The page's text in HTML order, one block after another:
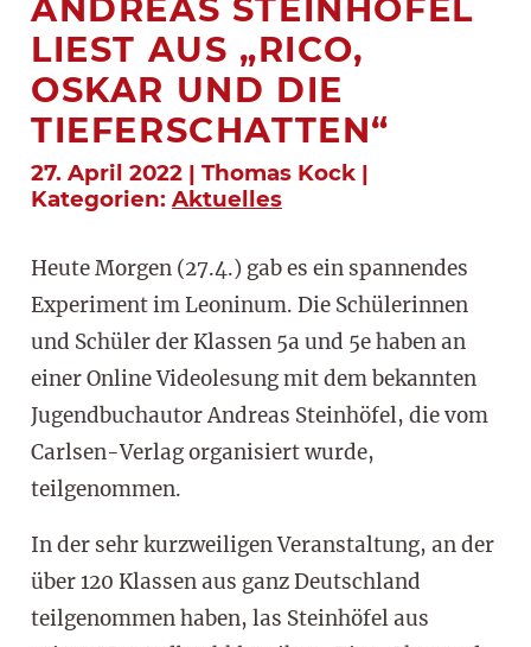
ANDREAS STEINHÖFEL
LIEST AUS „RICO,
OSKAR UND DIE
TIEFERSCHATTEN“
27. April 2022 | Thomas Kock |
Kategorien: Aktuelles
Heute Morgen (27.4.) gab es ein spannendes
Experiment im Leoninum. Die Schülerinnen
und Schüler der Klassen 5a und 5e haben an
einer Online Videolesung mit dem bekannten
Jugendbuchautor Andreas Steinhöfel, die vom
Carlsen-Verlag organisiert wurde,
teilgenommen.
In der sehr kurzweiligen Veranstaltung, an der
über 120 Klassen aus ganz Deutschland
teilgenommen haben, las Steinhöfel aus